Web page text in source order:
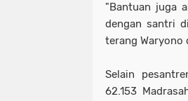
"Bantuan juga
dengan santri
terang Waryono
Selain
62.153